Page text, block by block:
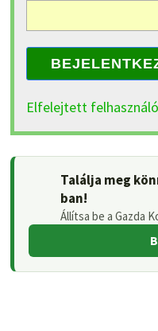
Elfelejtett
Találja meg
ban!
Állítsa be a Gazda